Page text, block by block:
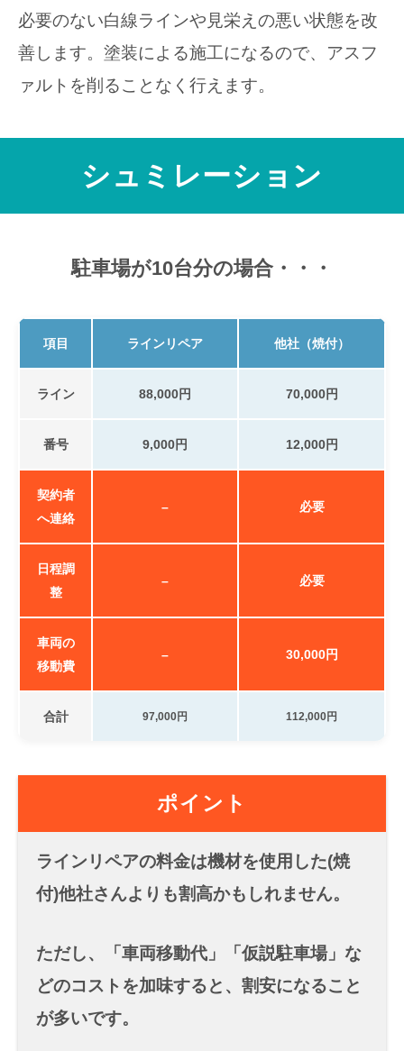
必要のない白線ラインや見栄えの悪い状態を改
善します。塗装による施工になるので、アスフ
ァルトを削ることなく行えます。
シュミレーション
駐車場が10台分の場合・・・
項目 ラインリペア 他社（焼付）
ライン 88,000円 70,000円
番号 9,000円 12,000円
契約者
へ連絡
– 必要
日程調
整
– 必要
車両の
移動費
– 30,000円
合計 97,000円 112,000円
ポイント
ラインリペアの料金は機材を使用した(焼
付)他社さんよりも割高かもしれません。
ただし、「車両移動代」「仮説駐車場」な
どのコストを加味すると、割安になること
が多いです。